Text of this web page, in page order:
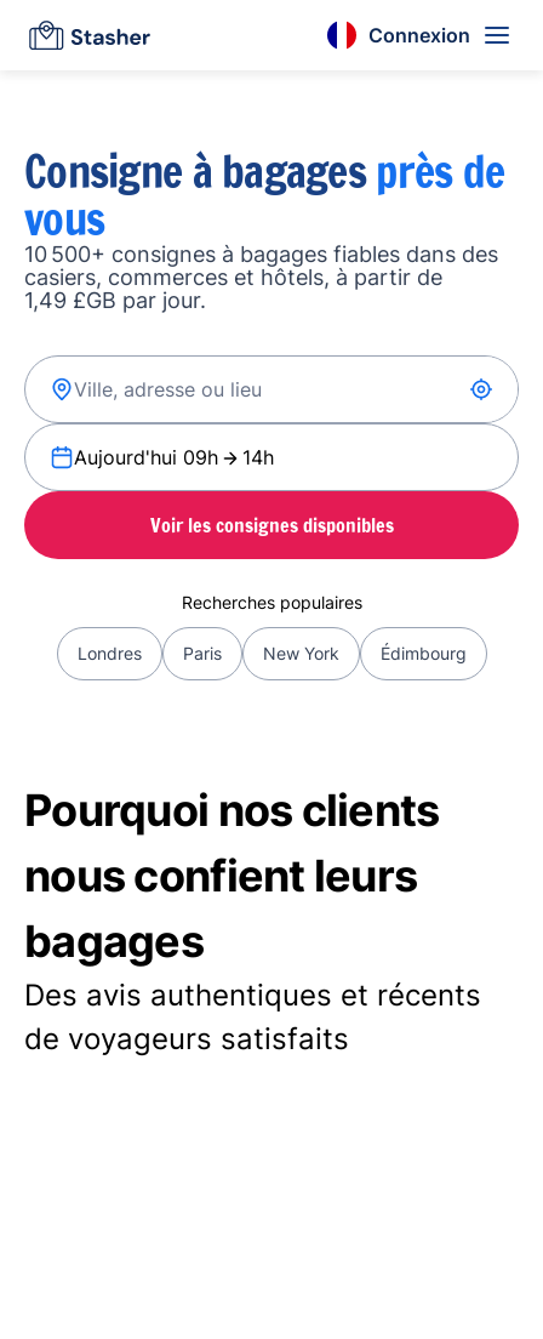
Connexion
Consigne à bagagesprès de
vous
10 500+ consignes à bagages fiables dans des
casiers, commerces et hôtels, à partir de
1,49 £GB par jour.
Aujourd'hui 09h 14h
Voir les consignes disponibles
Recherches populaires
Londres Paris New York Édimbourg
Pourquoi nos clients
nous confient leurs
bagages
Des avis authentiques et récents
de voyageurs satisfaits